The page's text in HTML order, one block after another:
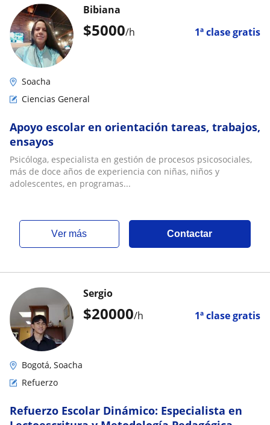
$5000/h 1ª clase gratis
Bibiana
Soacha
Ciencias General
Apoyo escolar en orientación tareas, trabajos,
ensayos
Psicóloga, especialista en gestión de procesos psicosociales,
más de doce años de experiencia con niñas, niños y
adolescentes, en programas...
ver más Contactar
$20000/h 1ª clase gratis
Sergio
Bogotá, Soacha
Refuerzo
Refuerzo Escolar Dinámico: Especialista en